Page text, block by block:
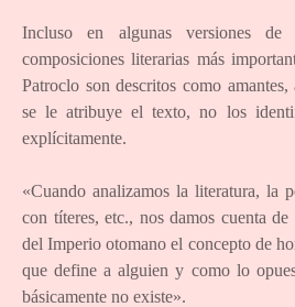
Incluso en algunas versiones
composiciones literarias más
Patroclo son descritos como
se le atribuye el texto, no los
explícitamente.
«Cuando analizamos la literatura, la
con títeres, etc., nos damos cuenta
del Imperio otomano el concepto de
que define a alguien y como lo
básicamente no existe».